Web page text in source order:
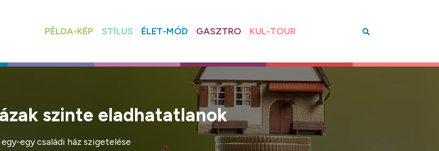
PÉLDA-KÉP STÍLUS ÉLET-MÓD GASZTRO KUL-TOUR
szinte eladhatatlanok
egy családi ház szigetelése